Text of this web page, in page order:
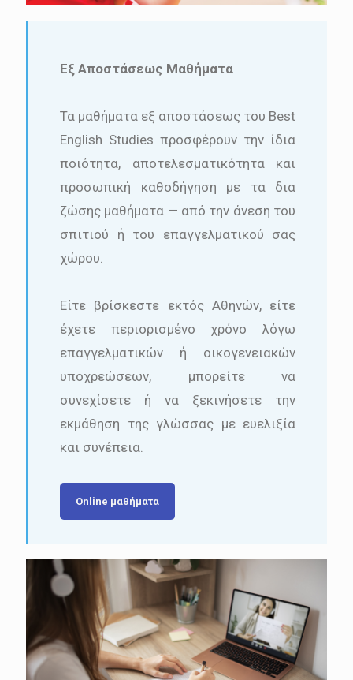
Εξ Αποστάσεως Μαθήματα
Τα μαθήματα εξ αποστάσεως του Best
English Studies προσφέρουν την ίδια
ποιότητα, αποτελεσματικότητα και
προσωπική καθοδήγηση με τα δια
ζώσης μαθήματα — από την άνεση του
σπιτιού ή του επαγγελματικού σας
χώρου.
Είτε βρίσκεστε εκτός Αθηνών, είτε
έχετε περιορισμένο χρόνο λόγω
επαγγελματικών ή οικογενειακών
υποχρεώσεων, μπορείτε να
συνεχίσετε ή να ξεκινήσετε την
εκμάθηση της γλώσσας με ευελιξία
και συνέπεια.
Online μαθήματα